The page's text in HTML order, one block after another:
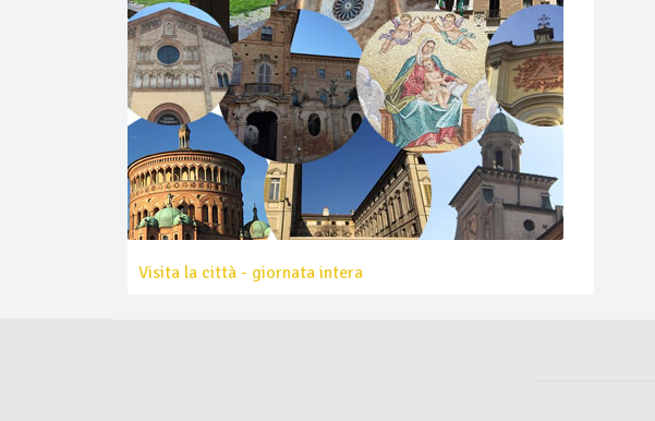
Visita la città - giornata intera